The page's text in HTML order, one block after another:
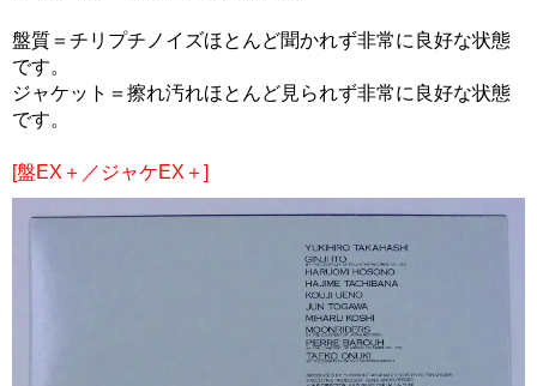
盤質＝チリプチノイズほとんど聞かれず非常に良好な状態
です。
ジャケット＝擦れ汚れほとんど見られず非常に良好な状態
です。
[盤EX＋／ジャケEX＋]